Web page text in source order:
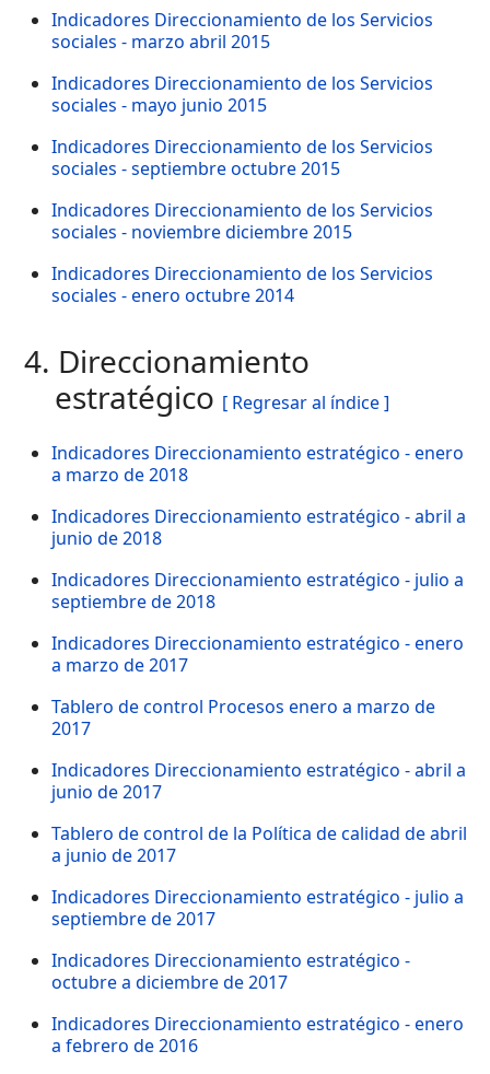
Indicadores Direccionamiento de los Servicios
sociales - marzo abril 2015
Indicadores Direccionamiento de los Servicios
sociales - mayo junio 2015
Indicadores Direccionamiento de los Servicios
sociales - septiembre octubre 2015
Indicadores Direccionamiento de los Servicios
sociales - noviembre diciembre 2015
Indicadores Direccionamiento de los Servicios
sociales - enero octubre 2014
4. Direccionamiento
estratégico [ Regresar al índice ]
Indicadores Direccionamiento estratégico - enero
a marzo de 2018
Indicadores Direccionamiento estratégico - abril a
junio de 2018
Indicadores Direccionamiento estratégico - julio a
septiembre de 2018
Indicadores Direccionamiento estratégico - enero
a marzo de 2017
Tablero de control Procesos enero a marzo de
2017
Indicadores Direccionamiento estratégico - abril a
junio de 2017
Tablero de control de la Política de calidad de abril
a junio de 2017
Indicadores Direccionamiento estratégico - julio a
septiembre de 2017
Indicadores Direccionamiento estratégico -
octubre a diciembre de 2017
Indicadores Direccionamiento estratégico - enero
a febrero de 2016